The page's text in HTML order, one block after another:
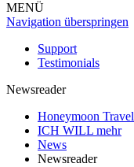
MENÜ
Navigation überspringen
Support
Testimonials
Newsreader
Honeymoon Travel
ICH WILL mehr
News
Newsreader